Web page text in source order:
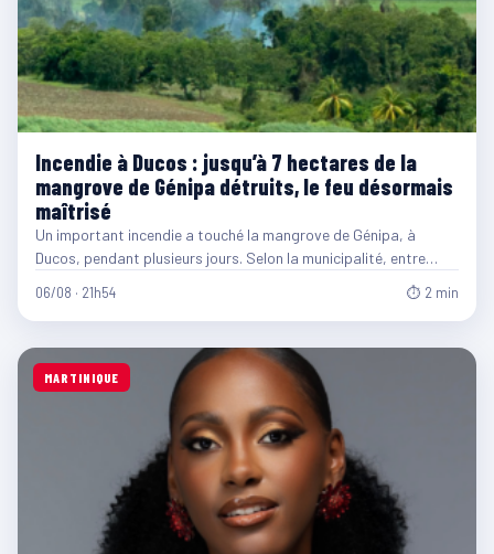
Incendie à Ducos : jusqu’à 7 hectares de la
mangrove de Génipa détruits, le feu désormais
maîtrisé
Un important incendie a touché la mangrove de Génipa, à
Ducos, pendant plusieurs jours. Selon la municipalité, entre…
06/08 · 21h54 ⏱ 2 min
MARTINIQUE